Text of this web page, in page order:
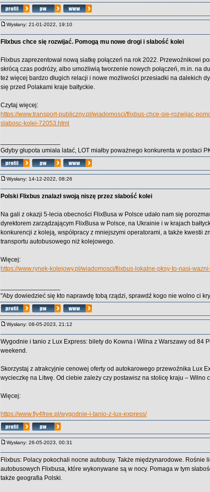
Wysłany: 21-01-2022, 19:10
Flixbus chce się rozwijać. Pomogą mu nowe drogi i słabość kolei
Flixbus zaprezentował nową siatkę połączeń na rok 2022. Przewoźnikowi
skrócą czas podróży, albo umożliwią tworzenie nowych połączeń, m.in. na
też więcej bardzo długich relacji i nowe możliwości przesiadki na dalekich
się przed Polakami kraje bałtyckie.
Czytaj więcej:
https://www.transport-publiczny.pl/wiadomosci/flixbus-chce-sie-rozwijac-
slabosc-kolei-72053.html
Gdyby głupota umiała latać, LOT miałby poważnego konkurenta w postaci
Wysłany: 14-12-2022, 08:26
Polski Flixbus znalazł swoją niszę przez słabość kolei
Na gali z okazji 5-lecia obecności FlixBusa w Polsce udało nam się
dyrektorem zarządzającym FlixBusa w Polsce, na Ukrainie i w krajach
konkurencji z koleją, współpracy z mniejszymi operatorami, a także kwestii
transportu autobusowego niż kolejowego.
Więcej:
https://www.rynek-kolejowy.pl/wiadomosci/flixbus-lokalne-pksy-to-nasi-
"Aby dowiedzieć się kto naprawdę tobą rządzi, sprawdź kogo nie wolno ci
Wysłany: 08-05-2023, 21:12
Wygodnie i tanio z Lux Express: bilety do Kowna i Wilna z Warszawy od 84
weekend.
Skorzystaj z atrakcyjnie cenowej oferty od autokarowego przewoźnika Lux
wycieczkę na Litwę. Od ciebie zależy czy postawisz na stolicę kraju – Wilno
Więcej:
https://www.fly4free.pl/wygodnie-i-tanio-z-lux-express/
Wysłany: 26-05-2023, 00:31
Flixbus: Polacy pokochali nocne autobusy. Także międzynarodowe. Rośnie
autobusowych Flixbusa, które wykonywane są w nocy. Pomaga w tym
także geografia Polski.